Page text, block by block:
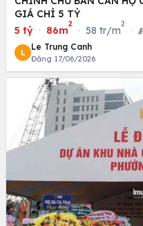
GIÁ CHỈ 5 TỶ
5 tỷ · 86m
2
· 58 tr/m
2
·
L
Le Trung Canh
Đăng 17/06/2026